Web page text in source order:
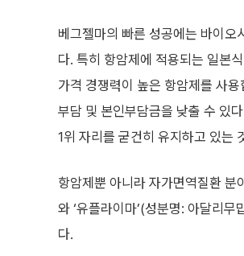
베그젤마의 빠른 성공에는 바이오
다. 특히 항암제에 적용되는 일본
가격 경쟁력이 높은 항암제를 사
부담 및 본인부담금을 낮출 수 있
1위 자리를 굳건히 유지하고 있는
항암제뿐 아니라 자가면역질환 분
와 ‘유플라이마’(성분명: 아달리
다.